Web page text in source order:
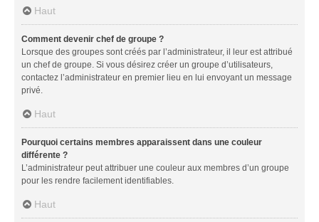
Haut
Comment devenir chef de groupe ?
Lorsque des groupes sont créés par l’administrateur, il leur est attribué
un chef de groupe. Si vous désirez créer un groupe d’utilisateurs,
contactez l’administrateur en premier lieu en lui envoyant un message
privé.
Haut
Pourquoi certains membres apparaissent dans une couleur
différente ?
L’administrateur peut attribuer une couleur aux membres d’un groupe
pour les rendre facilement identifiables.
Haut